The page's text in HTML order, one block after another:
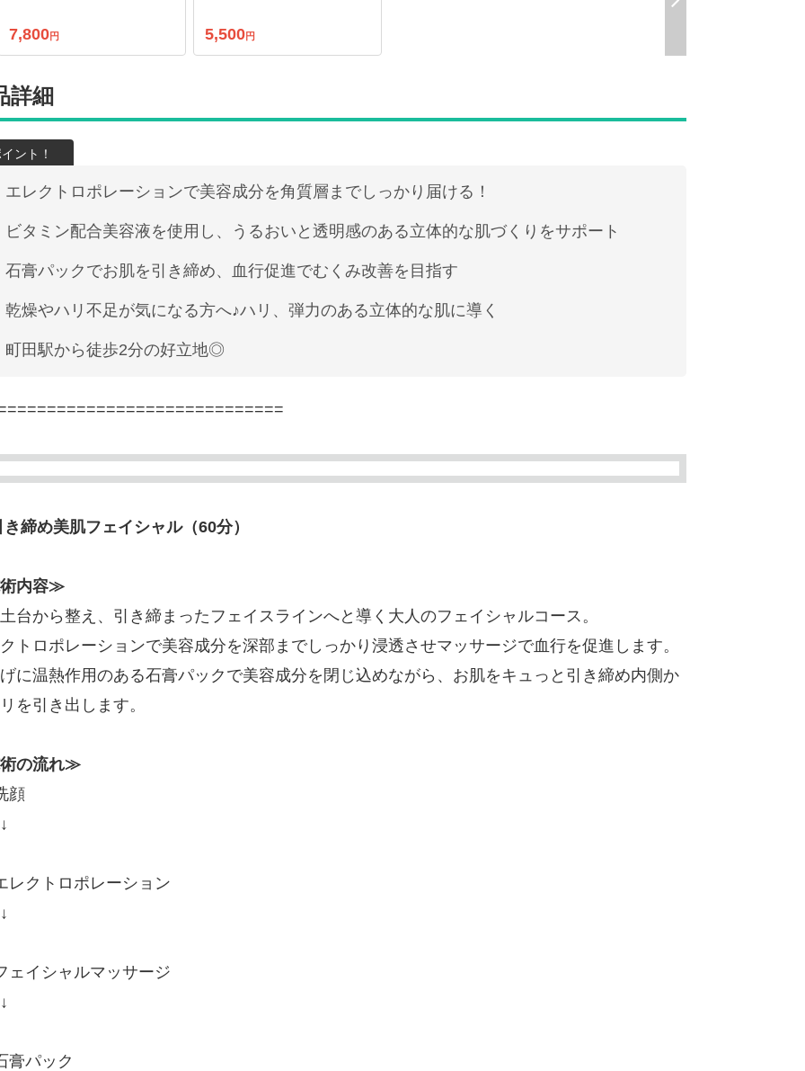
7,800円 5,500円
詳細
エレクトロポレーションで美容成分を角質層までしっかり届ける！
ビタミン配合美容液を使用し、うるおいと透明感のある立体的な肌づくりをサポート
石膏パックでお肌を引き締め、血行促進でむくみ改善を目指す
乾燥やハリ不足が気になる方へ♪ハリ、弾力のある立体的な肌に導く
町田駅から徒歩2分の好立地◎
締め美肌フェイシャル（60分）
内容≫
台から整え、引き締まったフェイスラインへと導く大人のフェイシャルコース。
トロポレーションで美容成分を深部までしっかり浸透させマッサージで血行を促進します。
に温熱作用のある石膏パックで美容成分を閉じ込めながら、お肌をキュっと引き締め内側か
を引き出します。
の流れ≫
顔
レクトロポレーション
ェイシャルマッサージ
膏パック